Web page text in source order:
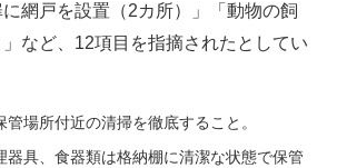
網戸を設置（2カ所）」「動物の飼
など、12項目を指摘されたとしてい
管場所付近の清掃を徹底すること。
器具、食器類は格納棚に清潔な状態で保管